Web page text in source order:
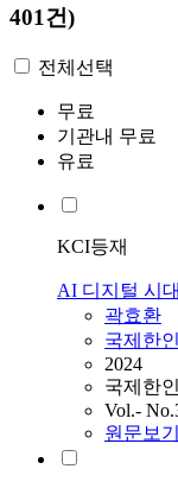
401건)
전체선택
무료
기관내 무료
유료
KCI등재
AI 디지털 시
곽효환
국제한
2024
국제한
Vol.-
원문보기